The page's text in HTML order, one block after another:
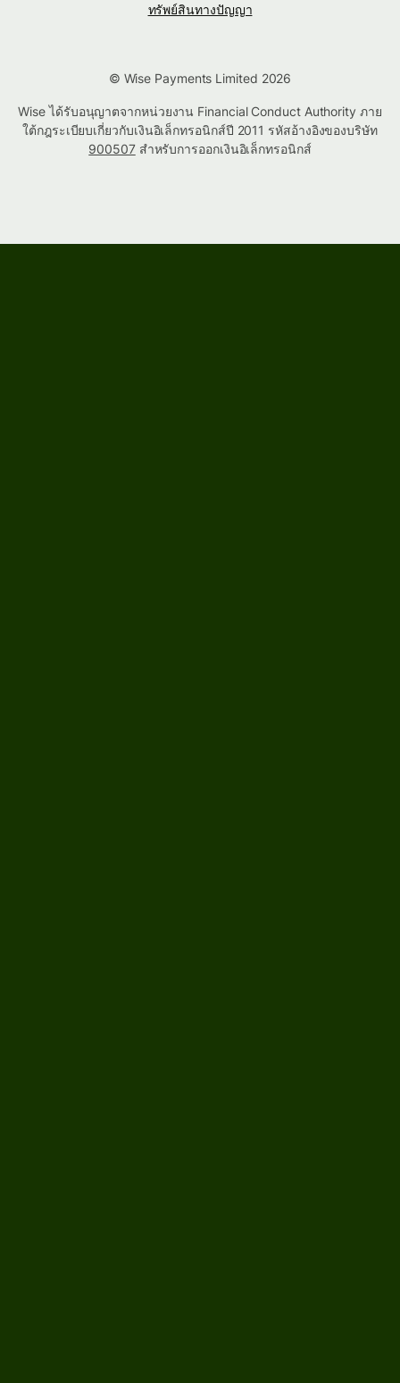
ทรัพย์สินทางปัญญา
© Wise Payments Limited 2026
Wise ได้รับอนุญาตจากหน่วยงาน Financial Conduct Authority ภาย
ใต้กฎระเบียบเกี่ยวกับเงินอิเล็กทรอนิกส์ปี 2011 รหัสอ้างอิงของบริษัท
900507สำหรับการออกเงินอิเล็กทรอนิกส์